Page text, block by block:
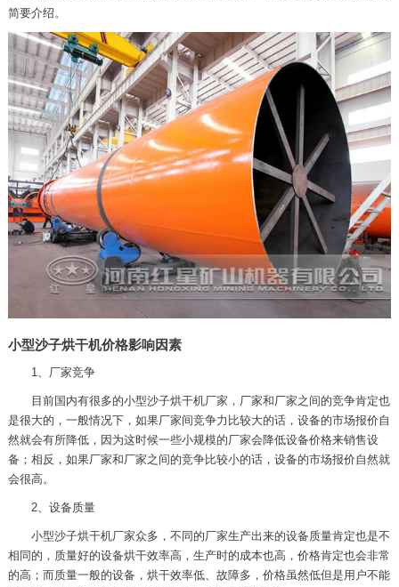
简要介绍。
小型沙子烘干机价格影响因素
1、厂家竞争
目前国内有很多的小型沙子烘干机厂家，厂家和厂家之间的竞争肯定也
是很大的，一般情况下，如果厂家间竞争力比较大的话，设备的市场报价自
然就会有所降低，因为这时候一些小规模的厂家会降低设备价格来销售设
备；相反，如果厂家和厂家之间的竞争比较小的话，设备的市场报价自然就
会很高。
2、设备质量
小型沙子烘干机厂家众多，不同的厂家生产出来的设备质量肯定也是不
相同的，质量好的设备烘干效率高，生产时的成本也高，价格肯定也会非常
的高；而质量一般的设备，烘干效率低、故障多，价格虽然低但是用户不能